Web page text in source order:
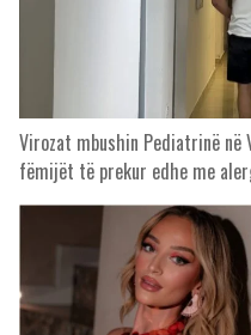
Virozat mbushin Pediatrinë
fëmijët të prekur edhe me